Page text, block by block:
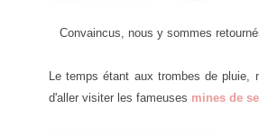
Convaincus, nous y sommes
Le temps étant aux trombes de pluie,
d'aller visiter les fameuses mines de